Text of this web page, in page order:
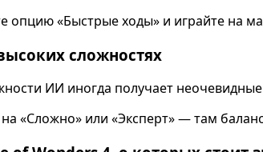
опцию «Быстрые ходы» и играйте на
сложностях
ИИ иногда получает
на «Сложно» или «Эксперт» — там